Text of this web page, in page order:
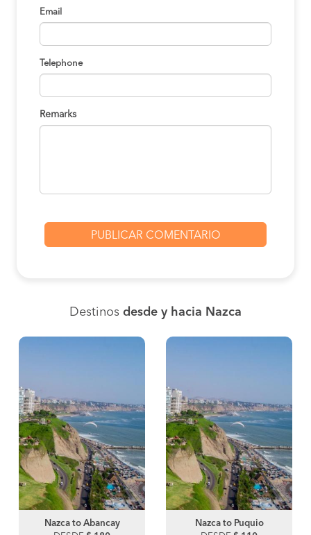
Email
Telephone
Remarks
Destinos desde y hacia Nazca
Nazca to Abancay
Nazca to Puquio